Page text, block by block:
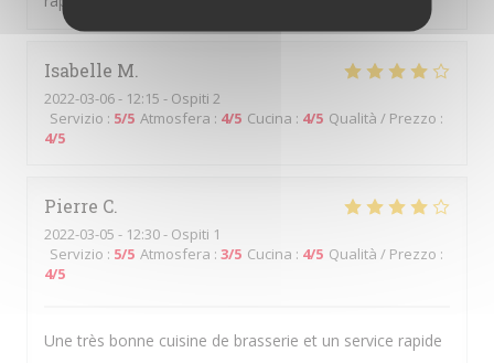
Isabelle M
2022-03-06- 12:15 - Ospiti 2
Servizio : 5/5 Atmosfera : 4/5 Cucina : 4/5 Qualità / Prezzo :
4/5
Pierre C
2022-03-05 - 12:30 - Ospiti 1
Servizio : 5/5 Atmosfera : 3/5 Cucina : 4/5 Qualità / Prezzo :
4/5
Une très bonne cuisine de brasserie et un service rapide